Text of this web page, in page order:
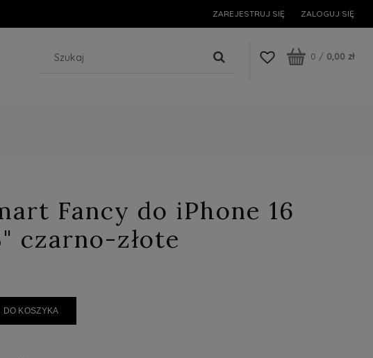
ZAREJESTRUJ SIĘ ZALOGUJ SIĘ
0 / 0,00 zł
Fancy do iPhone 16
czarno-złote
DO KOSZYKA